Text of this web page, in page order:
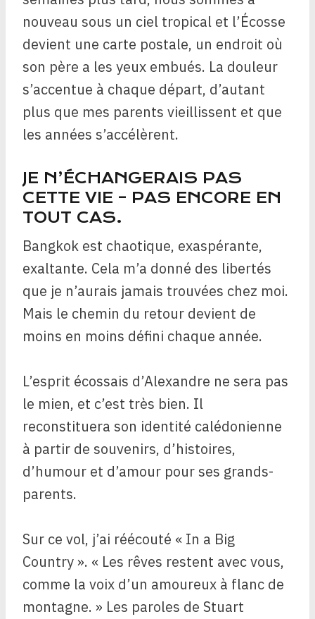
nouveau sous un ciel tropical et l’Écosse
devient une carte postale, un endroit où
son père a les yeux embués. La douleur
s’accentue à chaque départ, d’autant
plus que mes parents vieillissent et que
les années s’accélèrent.
JE N’ÉCHANGERAIS PAS
CETTE VIE – PAS ENCORE EN
TOUT CAS.
Bangkok est chaotique, exaspérante,
exaltante. Cela m’a donné des libertés
que je n’aurais jamais trouvées chez moi.
Mais le chemin du retour devient de
moins en moins défini chaque année.
L’esprit écossais d’Alexandre ne sera pas
le mien, et c’est très bien. Il
reconstituera son identité calédonienne
à partir de souvenirs, d’histoires,
d’humour et d’amour pour ses grands-
parents.
Sur ce vol, j’ai réécouté « In a Big
Country ». « Les rêves restent avec vous,
comme la voix d’un amoureux à flanc de
montagne. » Les paroles de Stuart